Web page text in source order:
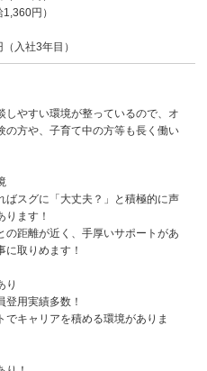
円）
入社3年目）
しやすい環境が整っているので、オ
の方や、子育て中の方等も長く働い
ばスグに「大丈夫？」と積極的に声
ります！
の距離が近く、手厚いサポートがあ
に取りめます！
り
登用実績多数！
でキャリアを積める環境がありま